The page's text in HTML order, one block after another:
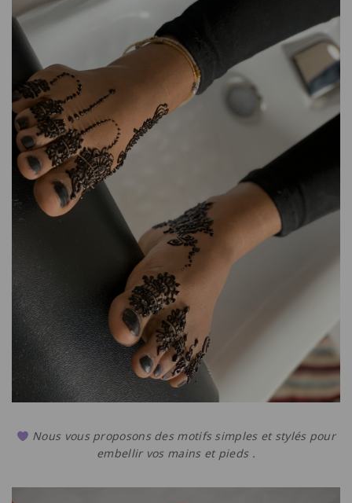
Nous vous proposons des motifs simples et stylés pour
embellir vos mains et pieds .